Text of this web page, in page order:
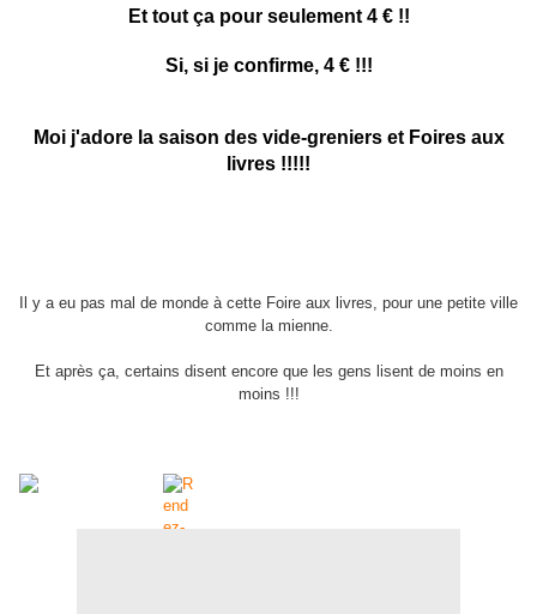
Et tout ça pour seulement 4 € !!
Si, si je confirme, 4 € !!!
Moi j'adore la saison des vide-greniers et Foires aux
livres !!!!!
Il y a eu pas mal de monde à cette Foire aux livres, pour une petite ville
comme la mienne.
Et après ça, certains disent encore que les gens lisent de moins en
moins !!!